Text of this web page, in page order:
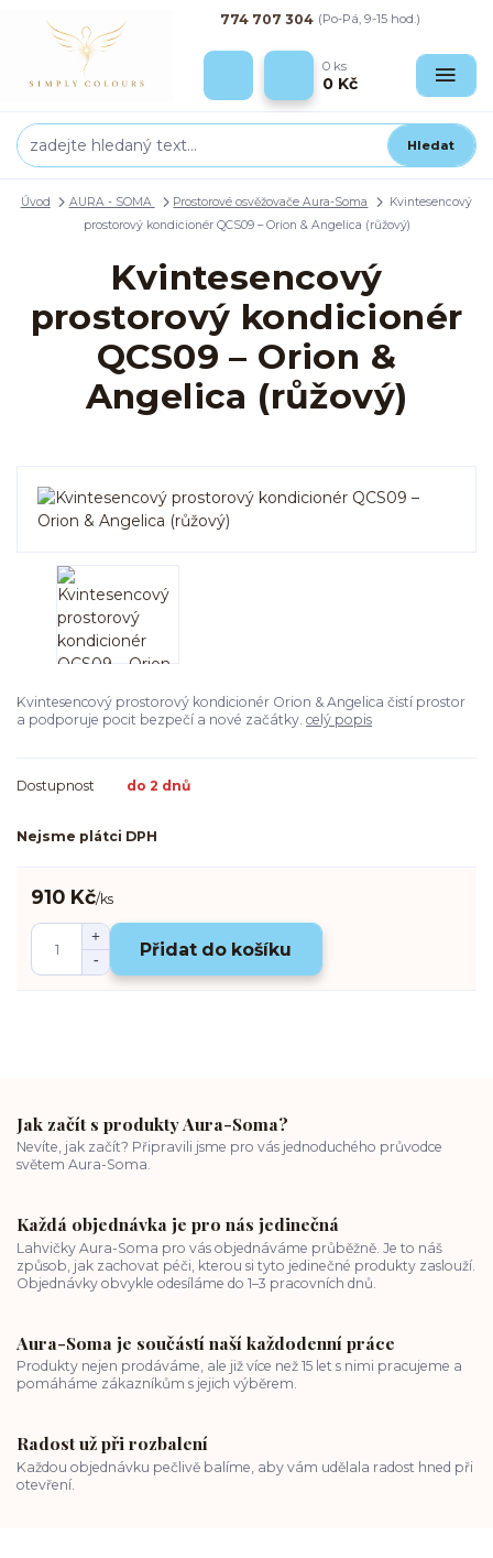
Hledat
774 707 304 (Po-Pá, 9-15 hod.)
0 ks
0 Kč
Úvod AURA - SOMA Prostorové osvěžovače Aura-Soma
Kvintesencový
prostorový kondicionér QCS09 – Orion & Angelica (růžový)
Kvintesencový
prostorový kondicionér
QCS09 – Orion &
Angelica (růžový)
Kvintesencový prostorový kondicionér Orion & Angelica čistí prostor
a podporuje pocit bezpečí a nové začátky. celý popis
Dostupnost do 2 dnů
Nejsme plátci DPH
910 Kč/ks
Přidat do košíku
Jak začít s produkty Aura-Soma?
Nevíte, jak začít? Připravili jsme pro vás jednoduchého průvodce
světem Aura-Soma.
Každá objednávka je pro nás jedinečná
Lahvičky Aura-Soma pro vás objednáváme průběžně. Je to náš
způsob, jak zachovat péči, kterou si tyto jedinečné produkty zaslouží.
Objednávky obvykle odesíláme do 1–3 pracovních dnů.
Aura-Soma je součástí naší každodenní práce
Produkty nejen prodáváme, ale již více než 15 let s nimi pracujeme a
pomáháme zákazníkům s jejich výběrem.
Radost už při rozbalení
Každou objednávku pečlivě balíme, aby vám udělala radost hned při
otevření.